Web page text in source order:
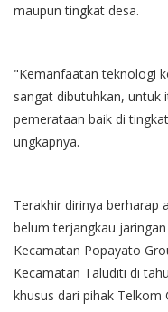
maupun tingkat desa.
"Kemanfaatan teknologi
sangat dibutuhkan, untuk
pemerataan baik di
ungkapnya.
Terakhir dirinya berharap
belum terjangkau
Kecamatan Popayato
Kecamatan Taluditi di
khusus dari pihak Telkom